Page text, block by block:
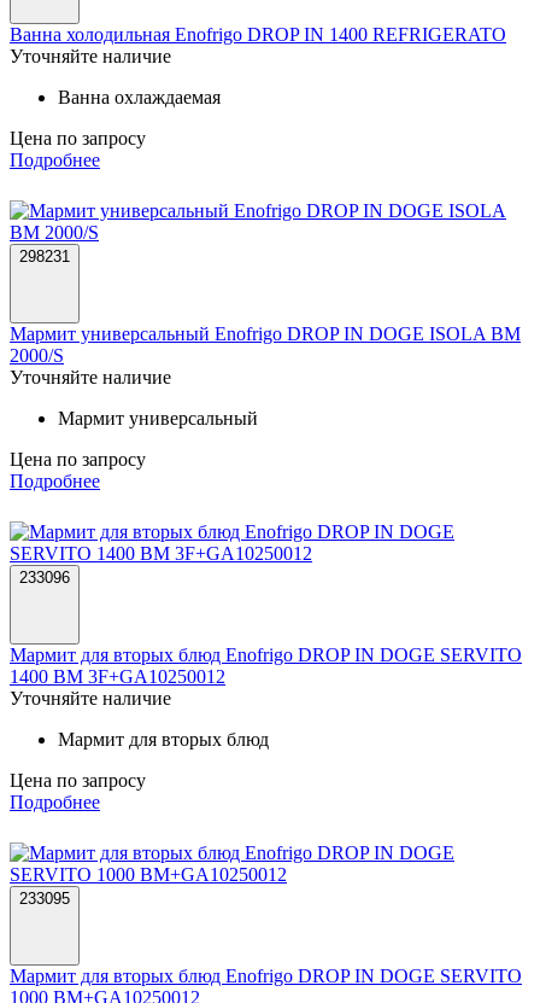
Ванна холодильная Enofrigo DROP IN 1400 REFRIGERATO
Уточняйте наличие
Ванна охлаждаемая
Цена по запросу
Подробнее
298231
Мармит универсальный Enofrigo DROP IN DOGE ISOLA BM
2000/S
Уточняйте наличие
Мармит универсальный
Цена по запросу
Подробнее
233096
Мармит для вторых блюд Enofrigo DROP IN DOGE SERVITO
1400 BM 3F+GA10250012
Уточняйте наличие
Мармит для вторых блюд
Цена по запросу
Подробнее
233095
Мармит для вторых блюд Enofrigo DROP IN DOGE SERVITO
1000 BM+GA10250012